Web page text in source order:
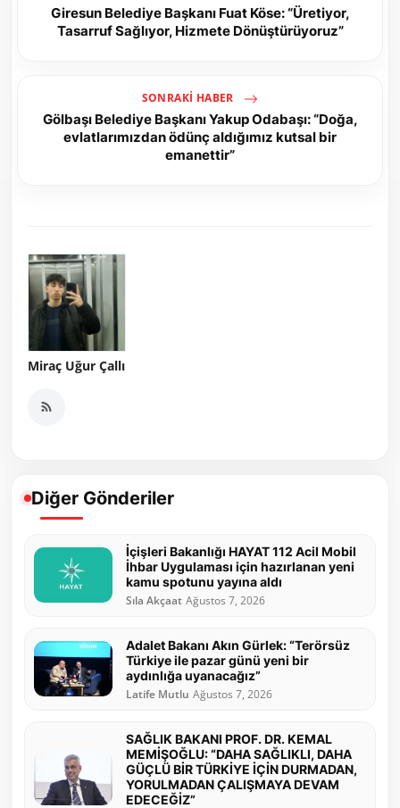
Giresun Belediye Başkanı Fuat Köse: “Üretiyor,
Tasarruf Sağlıyor, Hizmete Dönüştürüyoruz”
SONRAKI HABER
Gölbaşı Belediye Başkanı Yakup Odabaşı: “Doğa,
evlatlarımızdan ödünç aldığımız kutsal bir
emanettir”
Miraç Uğur Çallı
Diğer Gönderiler
İçişleri Bakanlığı HAYAT 112 Acil Mobil
İhbar Uygulaması için hazırlanan yeni
kamu spotunu yayına aldı
Sıla Akçaat Ağustos 7, 2026
Adalet Bakanı Akın Gürlek: “Terörsüz
Türkiye ile pazar günü yeni bir
aydınlığa uyanacağız”
Latife Mutlu Ağustos 7, 2026
SAĞLIK BAKANI PROF. DR. KEMAL
MEMİŞOĞLU: “DAHA SAĞLIKLI, DAHA
GÜÇLÜ BİR TÜRKİYE İÇİN DURMADAN,
YORULMADAN ÇALIŞMAYA DEVAM
EDECEĞİZ”